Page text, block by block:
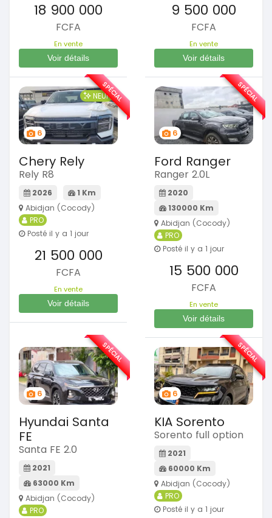
18 900 000
FCFA
En vente
Voir détails
9 500 000
FCFA
En vente
Voir détails
6
NEUF
Chery Rely
Rely R8
2026
1 Km
Abidjan (Cocody)
PRO
Posté il y a 1 jour
21 500 000
FCFA
En vente
Voir détails
SPÉCIAL
6
Ford Ranger
Ranger 2.0L
2020
130000 Km
Abidjan (Cocody)
PRO
Posté il y a 1 jour
15 500 000
FCFA
En vente
Voir détails
SPÉCIAL
6
Hyundai Santa
FE
Santa FE 2.0
2021
63000 Km
Abidjan (Cocody)
PRO
SPÉCIAL
6
KIA Sorento
Sorento full option
2021
60000 Km
Abidjan (Cocody)
PRO
Posté il y a 1 jour
SPÉCIAL